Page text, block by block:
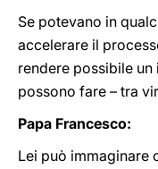
Se potevano in
accelerare il
rendere possibile un
possono fare – tra
Papa Francesco:
Lei può immaginare